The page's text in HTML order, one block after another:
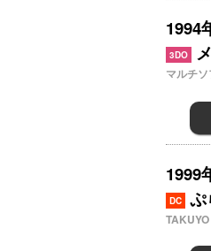
1994
3DO
マルチソ
1999
DC ぷ
TAKUYO